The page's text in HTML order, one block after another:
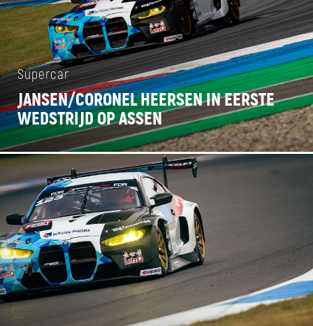
Supercar
JANSEN/CORONEL HEERSEN IN EERSTE
WEDSTRIJD OP ASSEN